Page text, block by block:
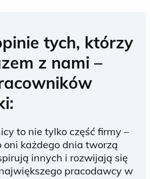
tych, którzy
z nami –
to nie tylko część firmy –
oni każdego dnia tworzą
innych i rozwijają się
pracodawcy w